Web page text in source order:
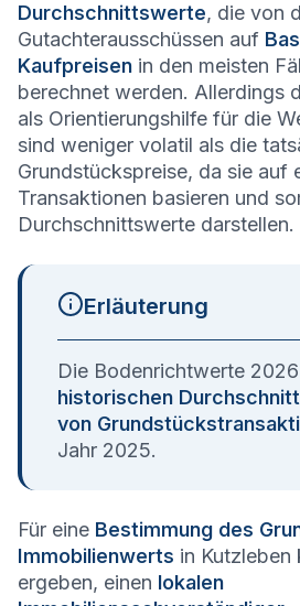
Durchschnittswerte, die von
Gutachterausschüssen auf
Kaufpreisen in den meisten
berechnet werden. Allerdings
als Orientierungshilfe für die
sind weniger volatil als die
Grundstückspreise, da sie auf
Transaktionen basieren und
Durchschnittswerte darstellen.
Erläuterung
Die Bodenrichtwerte
historischen
von
Jahr 2025.
Für eine Bestimmung des
Immobilienwerts in Kutzleben
ergeben, einen lokalen